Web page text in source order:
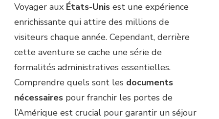
Voyager aux États-Unis est une expérience
enrichissante qui attire des millions de
visiteurs chaque année. Cependant, derrière
cette aventure se cache une série de
formalités administratives essentielles.
Comprendre quels sont les documents
nécessaires pour franchir les portes de
l’Amérique est crucial pour garantir un séjour